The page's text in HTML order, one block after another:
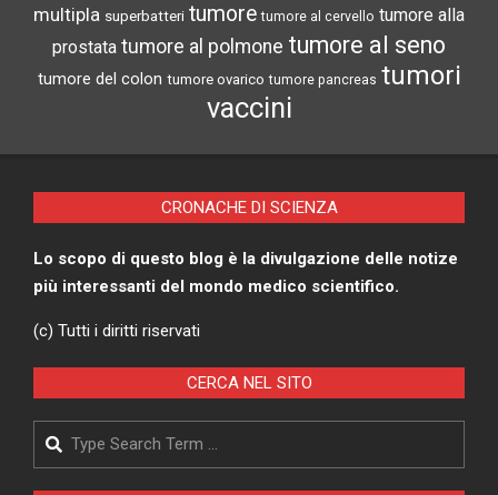
multipla superbatteri tumore tumore al cervello tumore alla
prostata tumore al polmone tumore al seno
tumore del colon tumore ovarico tumore pancreas tumori
vaccini
CRONACHE DI SCIENZA
Lo scopo di questo blog è la divulgazione delle notize
più interessanti del mondo medico scientifico.
(c) Tutti i diritti riservati
CERCA NEL SITO
Search